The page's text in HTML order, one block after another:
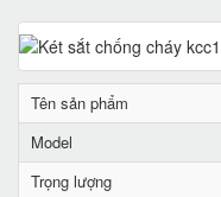
Tên sản phẩm
Model
Trọng lượng